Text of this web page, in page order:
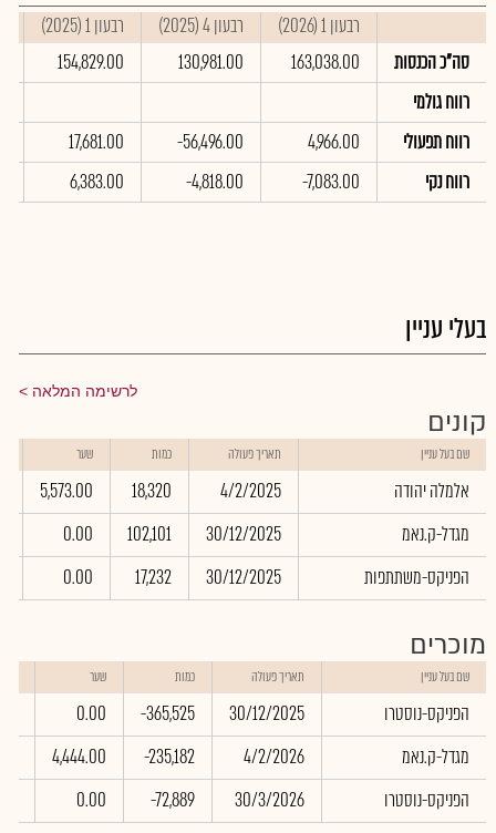
רבעון 1 (2026) רבעון 4 (2025) רבעון 1 (2025)
סה"כ הכנסות
163,038.00
130,981.00
154,829.00
רווח גולמי
רווח תפעולי
4,966.00
-56,496.00
17,681.00
רווח נקי
-7,083.00
-4,818.00
6,383.00
בעלי עניין
לרשימה המלאה
קונים
שם בעל עניין תאריך פעולה כמות שער
אלמלה יהודה 4/2/2025
18,320
5,573.00
מגדל-ק.נאמ
30/12/2025
102,101
0.00
הפניקס-משתתפות
30/12/2025
17,232
0.00
מוכרים
שם בעל עניין תאריך פעולה כמות שער
הפניקס-נוסטרו 30/12/2025
-365,525
0.00
מגדל-ק.נאמ
4/2/2026
-235,182
4,444.00
הפניקס-נוסטרו
30/3/2026
-72,889
0.00